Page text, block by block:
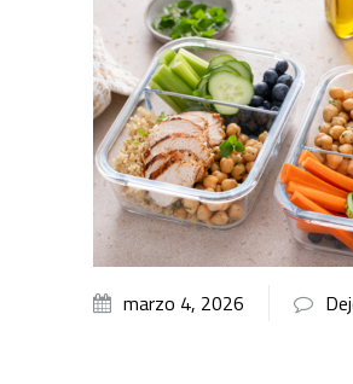
marzo 4, 2026